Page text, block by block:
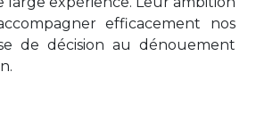
efficacement nos
de décision au dénouement